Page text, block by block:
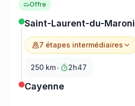
Offre
Saint-Laurent-du-Maroni
7 étapes intermédiaires
250 km• 2h47
Cayenne